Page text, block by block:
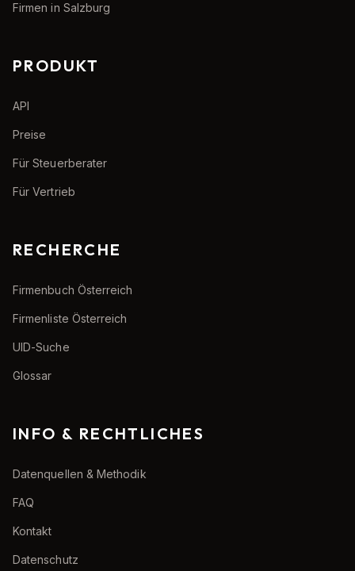
Firmen in Salzburg
PRODUKT
API
Preise
Für Steuerberater
Für Vertrieb
RECHERCHE
Firmenbuch Österreich
Firmenliste Österreich
UID-Suche
Glossar
INFO & RECHTLICHES
Datenquellen & Methodik
FAQ
Kontakt
Datenschutz